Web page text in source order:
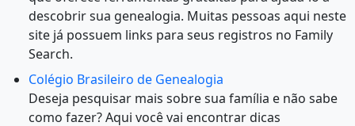
descobrir sua genealogia. Muitas pessoas aqui neste
site já possuem links para seus registros no Family
Search.
Colégio Brasileiro de Genealogia
Deseja pesquisar mais sobre sua família e não sabe
como fazer? Aqui você vai encontrar dicas